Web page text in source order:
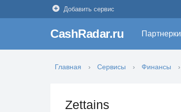
Добавить сервис
CashRadar.ru Партнерки
Главная Сервисы Финансы
Zettains